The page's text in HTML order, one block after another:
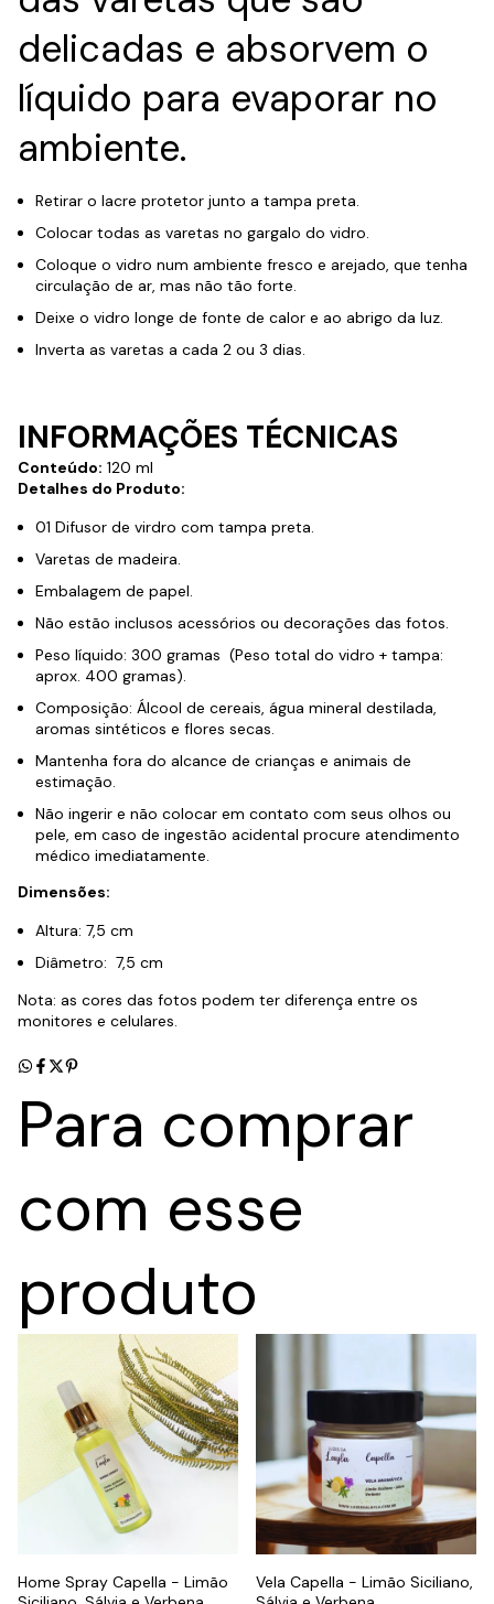
delicadas e absorvem o
líquido para evaporar no
ambiente.
Retirar o lacre protetor junto a tampa preta.
Colocar todas as varetas no gargalo do vidro.
Coloque o vidro num ambiente fresco e arejado, que tenha
circulação de ar, mas não tão forte.
Deixe o vidro longe de fonte de calor e ao abrigo da luz.
Inverta as varetas a cada 2 ou 3 dias.
INFORMAÇÕES TÉCNICAS
Conteúdo: 120 ml
Detalhes do Produto:
01 Difusor de virdro com tampa preta.
Varetas de madeira.
Embalagem de papel.
Não estão inclusos acessórios ou decorações das fotos.
Peso líquido: 300 gramas (Peso total do vidro + tampa:
aprox. 400 gramas).
Composição: Álcool de cereais, água mineral destilada,
aromas sintéticos e flores secas.
Mantenha fora do alcance de crianças e animais de
estimação.
Não ingerir e não colocar em contato com seus olhos ou
pele, em caso de ingestão acidental procure atendimento
médico imediatamente.
Dimensões:
Altura: 7,5 cm
Diâmetro: 7,5 cm
Nota: as cores das fotos podem ter diferença entre os
monitores e celulares.
Para comprar
com esse
produto
Home Spray Capella - Limão
Vela Capella - Limão Siciliano,